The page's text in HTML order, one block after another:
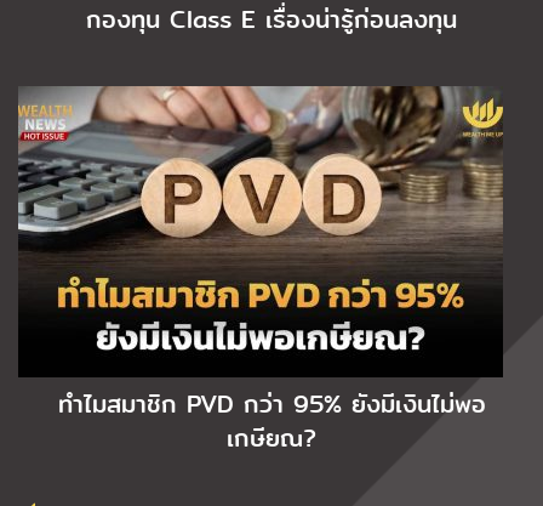
กองทุน Class E เรื่องน่ารู้ก่อนลงทุน
ทำไมสมาชิก PVD กว่า 95% ยังมีเงินไม่พอ
เกษียณ?